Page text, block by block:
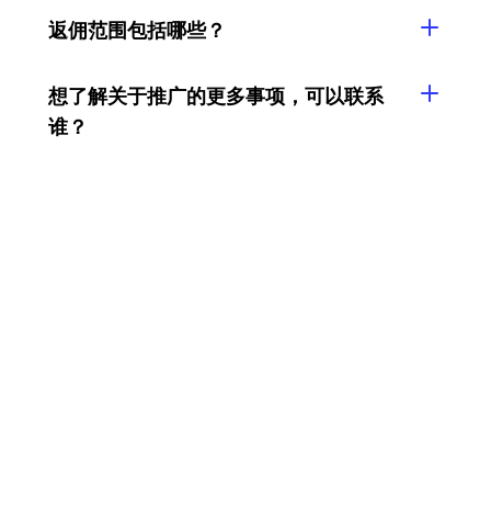
返佣范围包括哪些？
想了解关于推广的更多事项，可以联系
谁？